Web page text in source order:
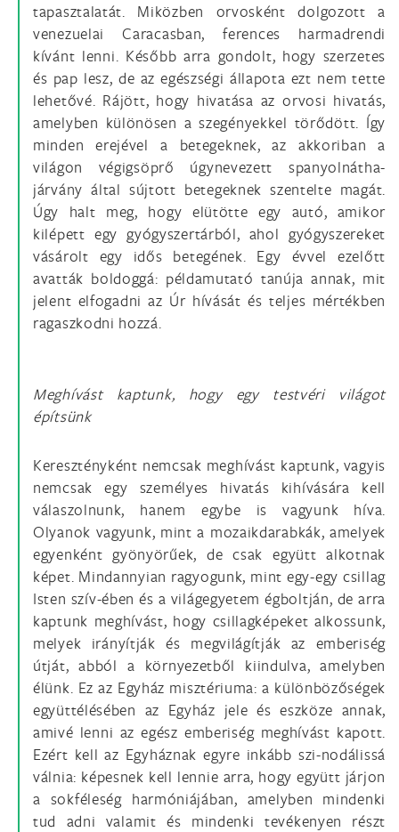
tapasztalatát. Miközben orvosként dolgozott a
venezuelai Caracasban, ferences harmadrendi
kívánt lenni. Később arra gondolt, hogy szerzetes
és pap lesz, de az egészségi állapota ezt nem tette
lehetővé. Rájött, hogy hivatása az orvosi hivatás,
amelyben különösen a szegényekkel törődött. Így
minden erejével a betegeknek, az akkoriban a
világon végigsöprő úgynevezett spanyolnátha-
járvány által sújtott betegeknek szentelte magát.
Úgy halt meg, hogy elütötte egy autó, amikor
kilépett egy gyógyszertárból, ahol gyógyszereket
vásárolt egy idős betegének. Egy évvel ezelőtt
avatták boldoggá: példamutató tanúja annak, mit
jelent elfogadni az Úr hívását és teljes mértékben
ragaszkodni hozzá.
Meghívást kaptunk, hogy egy testvéri világot
építsünk
Keresztényként nemcsak meghívást kaptunk, vagyis
nemcsak egy személyes hivatás kihívására kell
válaszolnunk, hanem egybe is vagyunk híva.
Olyanok vagyunk, mint a mozaikdarabkák, amelyek
egyenként gyönyörűek, de csak együtt alkotnak
képet. Mindannyian ragyogunk, mint egy-egy csillag
Isten szív-ében és a világegyetem égboltján, de arra
kaptunk meghívást, hogy csillagképeket alkossunk,
melyek irányítják és megvilágítják az emberiség
útját, abból a környezetből kiindulva, amelyben
élünk. Ez az Egyház misztériuma: a különbözőségek
együttélésében az Egyház jele és eszköze annak,
amivé lenni az egész emberiség meghívást kapott.
Ezért kell az Egyháznak egyre inkább szi-nodálissá
válnia: képesnek kell lennie arra, hogy együtt járjon
a sokféleség harmóniájában, amelyben mindenki
tud adni valamit és mindenki tevékenyen részt